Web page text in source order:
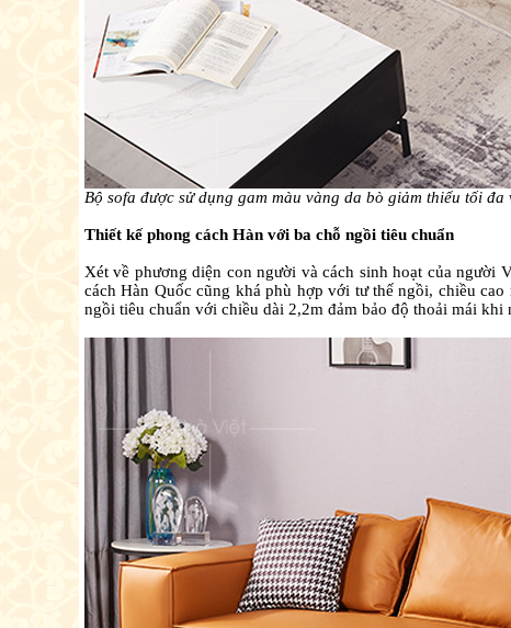
Bộ sofa được sử dụng gam màu vàng da bò giảm thiểu tối đa
Thiết kế phong cách Hàn với ba chỗ ngồi tiêu chuẩn
Xét về phương diện con người và cách sinh hoạt của người
cách Hàn Quốc cũng khá phù hợp với tư thế ngồi, chiều
ngồi tiêu chuẩn với chiều dài 2,2m đảm bảo độ thoải mái